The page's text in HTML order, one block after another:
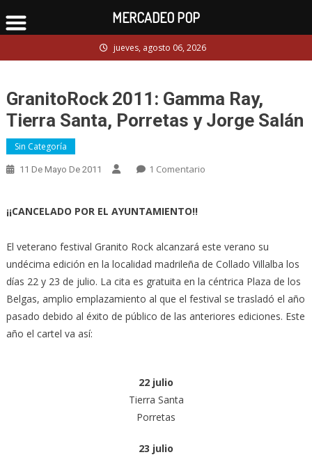
to
jueves, agosto 06, 2026
GranitoRock 2011: Gamma Ray,
Tierra Santa, Porretas y Jorge Salán
Sin Categoría
11 De Mayo De 2011 1 ComentarioEn
Tierra
Santa,
Porretas
Y
Jorge
¡¡CANCELADO POR EL AYUNTAMIENTO!!
El veterano festival Granito Rock alcanzará este verano su
undécima edición en la localidad madrileña de Collado Villalba los
días 22 y 23 de julio. La cita es gratuita en la céntrica Plaza de los
Belgas, amplio emplazamiento al que el festival se trasladó el año
pasado debido al éxito de público de las anteriores ediciones. Este
año el cartel va así:
22 julio
Tierra Santa
Porretas
23 julio
MERCADEO POP